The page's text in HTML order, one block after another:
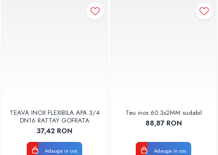
TEAVA INOX FLEXIBILA APA 3/4
DN16 RATTAY GOFRATA
37,42 RON
Adauga in cos
Teu inox 60.3x2MM sudabil
88,87 RON
Adauga in cos